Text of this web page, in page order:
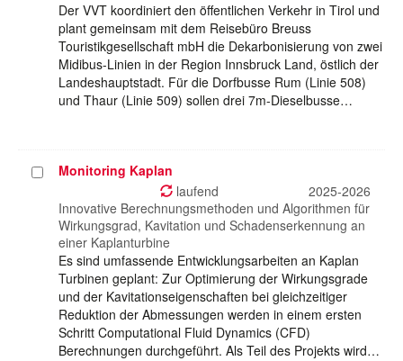
Der VVT koordiniert den öffentlichen Verkehr in Tirol und
plant gemeinsam mit dem Reisebüro Breuss
Touristikgesellschaft mbH die Dekarbonisierung von zwei
Midibus-Linien in der Region Innsbruck Land, östlich der
Landeshauptstadt. Für die Dorfbusse Rum (Linie 508)
und Thaur (Linie 509) sollen drei 7m-Dieselbusse…
ProjektMonitoring Kaplan
laufend
2025-2026
Innovative Berechnungsmethoden und Algorithmen für
Wirkungsgrad, Kavitation und Schadenserkennung an
einer Kaplanturbine
Es sind umfassende Entwicklungsarbeiten an Kaplan
Turbinen geplant: Zur Optimierung der Wirkungsgrade
und der Kavitationseigenschaften bei gleichzeitiger
Reduktion der Abmessungen werden in einem ersten
Schritt Computational Fluid Dynamics (CFD)
Berechnungen durchgeführt. Als Teil des Projekts wird…